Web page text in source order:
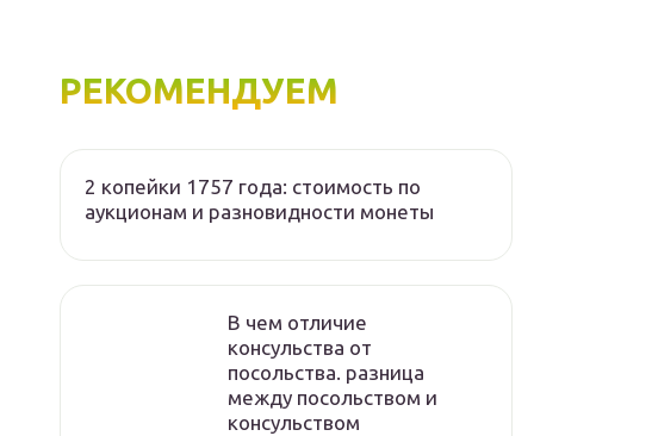
РЕКОМЕНДУЕМ
2 копейки 1757 года: стоимость по
аукционам и разновидности монеты
В чем отличие
консульства от
посольства. разница
между посольством и
консульством